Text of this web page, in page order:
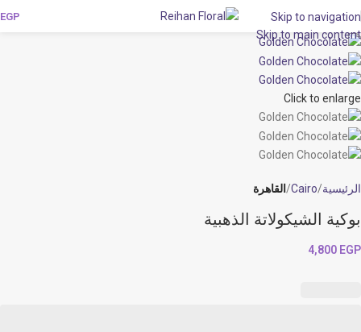
Skip to navigation
Skip to main content
EGP
Click to enlarge
الرئيسية Cairo القاهرة
بوكية الشيكولاتة الذهبية
4,800 EGP